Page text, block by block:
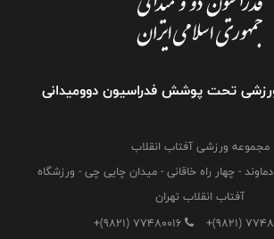
تحت پوشش فدراسیون دوومیدانی
مجموعه ورزشی آفتاب انقلاب
- چهار راه خاقانی - میدان چایی چی - ورزشگاه
آفتاب انقلاب تهران
+(9821)
+(9821) 77480016